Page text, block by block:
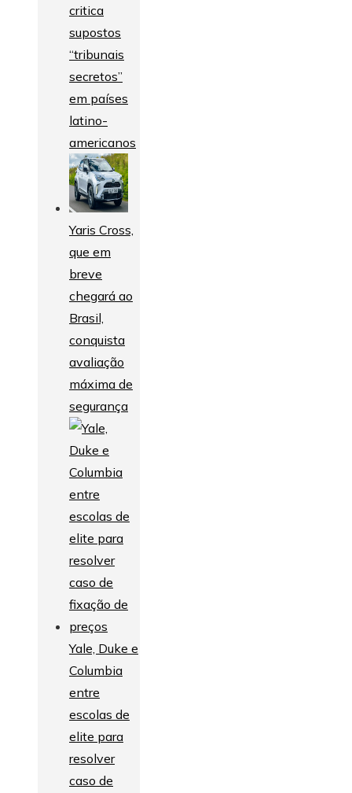
critica
supostos
“tribunais
secretos”
em países
latino-
americanos
Yaris Cross,
que em
breve
chegará ao
Brasil,
conquista
avaliação
máxima de
segurança
Yale, Duke e
Columbia
entre
escolas de
elite para
resolver
caso de